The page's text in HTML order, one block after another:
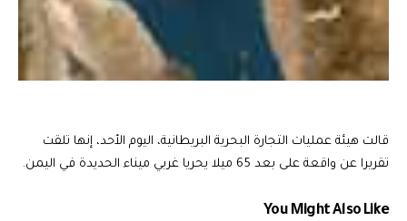
قالت هيئة عمليات التجارة البحرية البريطانية، اليوم الأحد، إنها تلقت
تقريرا عن واقعة على بعد 65 ميلا يحريا غربي ميناء الحديدة في اليمن.
You Might Also Like